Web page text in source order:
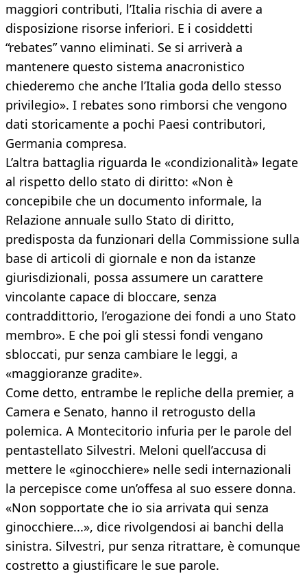
maggiori contributi, l’Italia rischia di avere a
disposizione risorse inferiori. E i cosiddetti
“rebates” vanno eliminati. Se si arriverà a
mantenere questo sistema anacronistico
chiederemo che anche l’Italia goda dello stesso
privilegio». I rebates sono rimborsi che vengono
dati storicamente a pochi Paesi contributori,
Germania compresa.
L’altra battaglia riguarda le «condizionalità» legate
al rispetto dello stato di diritto: «Non è
concepibile che un documento informale, la
Relazione annuale sullo Stato di diritto,
predisposta da funzionari della Commissione sulla
base di articoli di giornale e non da istanze
giurisdizionali, possa assumere un carattere
vincolante capace di bloccare, senza
contraddittorio, l’erogazione dei fondi a uno Stato
membro». E che poi gli stessi fondi vengano
sbloccati, pur senza cambiare le leggi, a
«maggioranze gradite».
Come detto, entrambe le repliche della premier, a
Camera e Senato, hanno il retrogusto della
polemica. A Montecitorio infuria per le parole del
pentastellato Silvestri. Meloni quell’accusa di
mettere le «ginocchiere» nelle sedi internazionali
la percepisce come un’offesa al suo essere donna.
«Non sopportate che io sia arrivata qui senza
ginocchiere...», dice rivolgendosi ai banchi della
sinistra. Silvestri, pur senza ritrattare, è comunque
costretto a giustificare le sue parole.